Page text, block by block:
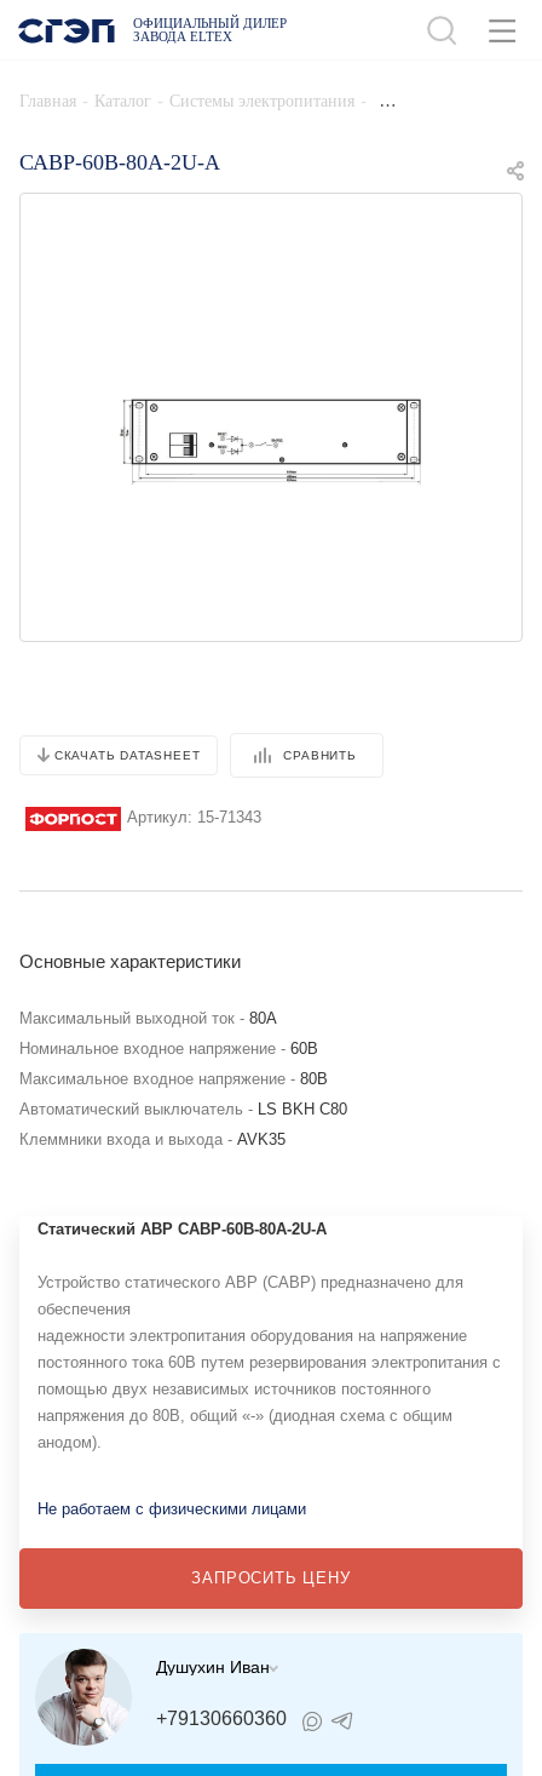
ОФИЦИАЛЬНЫЙ ДИЛЕР
ЗАВОДА ELTEX
Главная - Каталог - Системы электропитания -
САВР-60В-80А-2U-А
СКАЧАТЬ DATASHEET СРАВНИТЬ
Артикул: 15-71343
Основные характеристики
Максимальный выходной ток - 80А
Номинальное входное напряжение - 60В
Максимальное входное напряжение - 80В
Автоматический выключатель - LS BKH C80
Клеммники входа и выхода - AVK35
Статический АВР САВР-60В-80А-2U-А
Устройство статического АВР (САВР) предназначено для
обеспечения
надежности электропитания оборудования на напряжение
постоянного тока 60В путем резервирования электропитания с
помощью двух независимых источников постоянного
напряжения до 80В, общий «-» (диодная схема с общим
анодом).
Не работаем с физическими лицами
ЗАПРОСИТЬ ЦЕНУ
Душухин Иван
+79130660360